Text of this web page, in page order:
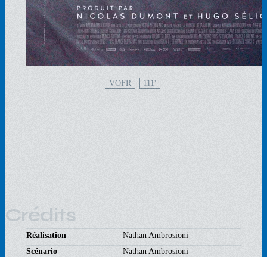
VOFR 111'
Crédits
Réalisation
Nathan Ambrosioni
Scénario
Nathan Ambrosioni